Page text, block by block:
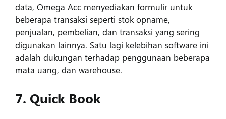
data, Omega Acc menyediakan formulir untuk
beberapa transaksi seperti stok opname,
penjualan, pembelian, dan transaksi yang sering
digunakan lainnya. Satu lagi kelebihan software ini
adalah dukungan terhadap penggunaan beberapa
mata uang, dan warehouse.
7. Quick Book